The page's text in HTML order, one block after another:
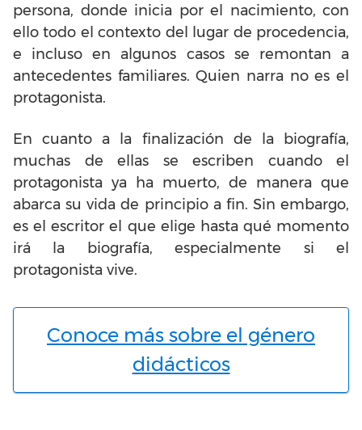
persona, donde inicia por el nacimiento, con
ello todo el contexto del lugar de procedencia,
e incluso en algunos casos se remontan a
antecedentes familiares. Quien narra no es el
protagonista.
En cuanto a la finalización de la biografía,
muchas de ellas se escriben cuando el
protagonista ya ha muerto, de manera que
abarca su vida de principio a fin. Sin embargo,
es el escritor el que elige hasta qué momento
irá la biografía, especialmente si el
protagonista vive.
Conoce más sobre el género
didácticos